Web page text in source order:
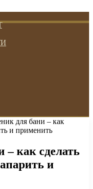
для бани – как
и применить
как сделать
и